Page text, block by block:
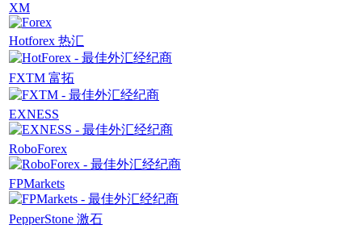
XM
Hotforex 热汇
FXTM 富拓
EXNESS
RoboForex
FPMarkets
PepperStone 激石